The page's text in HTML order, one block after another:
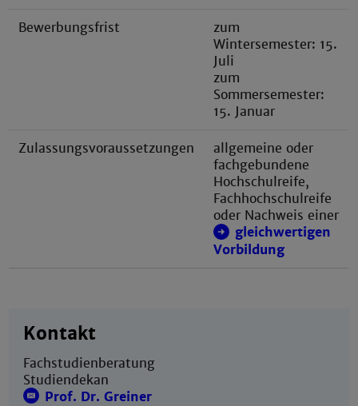
Bewerbungsfrist
zum
Wintersemester: 15.
Juli
zum
Sommersemester:
15. Januar
Zulassungsvoraussetzungen
allgemeine oder
fachgebundene
Hochschulreife,
Fachhochschulreife
oder Nachweis einer
gleichwertigen
Vorbildung
Kontakt
Fachstudienberatung
Studiendekan
Prof. Dr. Greiner